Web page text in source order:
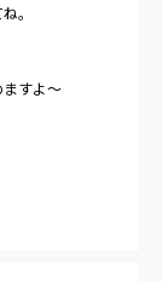
。
すよ～